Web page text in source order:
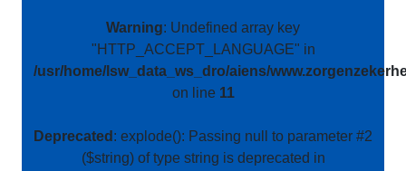
Warning: Undefined array key
"HTTP_ACCEPT_LANGUAGE" in
/usr/home/lsw_data_ws_dro/aiens/
on line 11
Deprecated : explode(): Passing null to parameter #2
($string) of type string is deprecated in